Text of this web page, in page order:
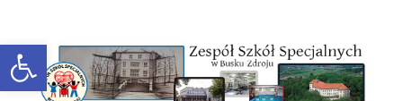
Otwórz pasek narzędzi
treści